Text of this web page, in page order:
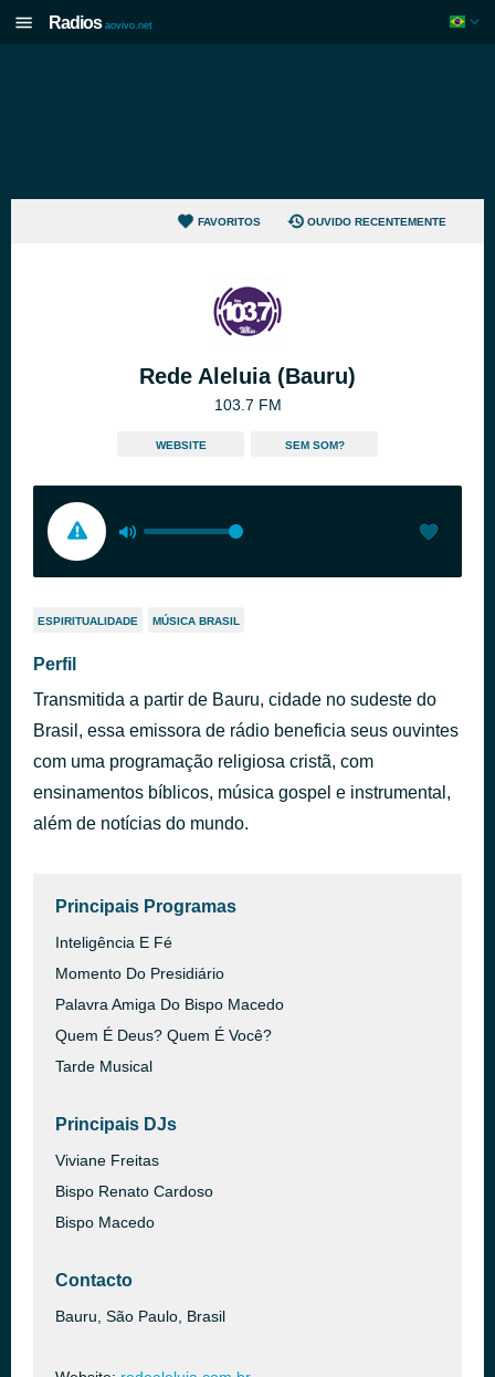
Radios aovivo.net
FAVORITOS OUVIDO RECENTEMENTE
Rede Aleluia (Bauru)
103.7 FM
WEBSITE SEM SOM?
ESPIRITUALIDADE MÚSICA BRASIL
Perfil
Transmitida a partir de Bauru, cidade no sudeste do
Brasil, essa emissora de rádio beneficia seus ouvintes
com uma programação religiosa cristã, com
ensinamentos bíblicos, música gospel e instrumental,
além de notícias do mundo.
Principais Programas
Inteligência E Fé
Momento Do Presidiário
Palavra Amiga Do Bispo Macedo
Quem É Deus? Quem É Você?
Tarde Musical
Principais DJs
Viviane Freitas
Bispo Renato Cardoso
Bispo Macedo
Contacto
Bauru, São Paulo, Brasil